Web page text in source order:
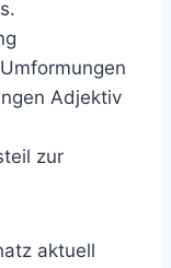
Adjektiv
zur
aktuell